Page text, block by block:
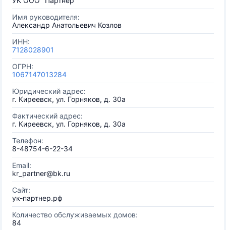
Имя руководителя:
Александр Анатольевич Козлов
ИНН:
7128028901
ОГРН:
1067147013284
Юридический адрес:
г. Киреевск, ул. Горняков, д. 30а
Фактический адрес:
г. Киреевск, ул. Горняков, д. 30а
Телефон:
8-48754-6-22-34
Email:
kr_partner@bk.ru
Сайт:
ук-партнер.рф
Количество обслуживаемых домов:
84